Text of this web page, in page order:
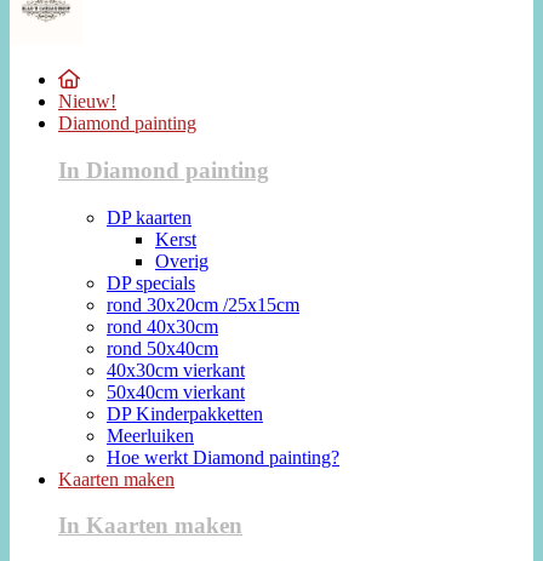
Nieuw!
Diamond painting
In Diamond painting
DP kaarten
Kerst
Overig
DP specials
rond 30x20cm /25x15cm
rond 40x30cm
rond 50x40cm
40x30cm vierkant
50x40cm vierkant
DP Kinderpakketten
Meerluiken
Hoe werkt Diamond painting?
Kaarten maken
In Kaarten maken